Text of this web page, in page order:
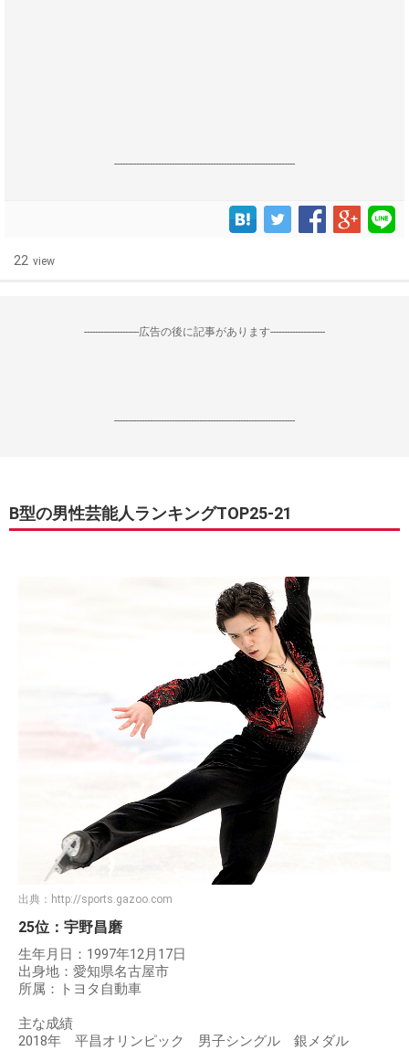
------------------------------------------------------------------
22 view
--------------------広告の後に記事があります--------------------
------------------------------------------------------------------
B型の男性芸能人ランキングTOP25-21
出典： http://sports.gazoo.com
25位：宇野昌磨
生年月日：1997年12月17日
出身地：愛知県名古屋市
所属：トヨタ自動車
主な成績
2018年 平昌オリンピック 男子シングル 銀メダル